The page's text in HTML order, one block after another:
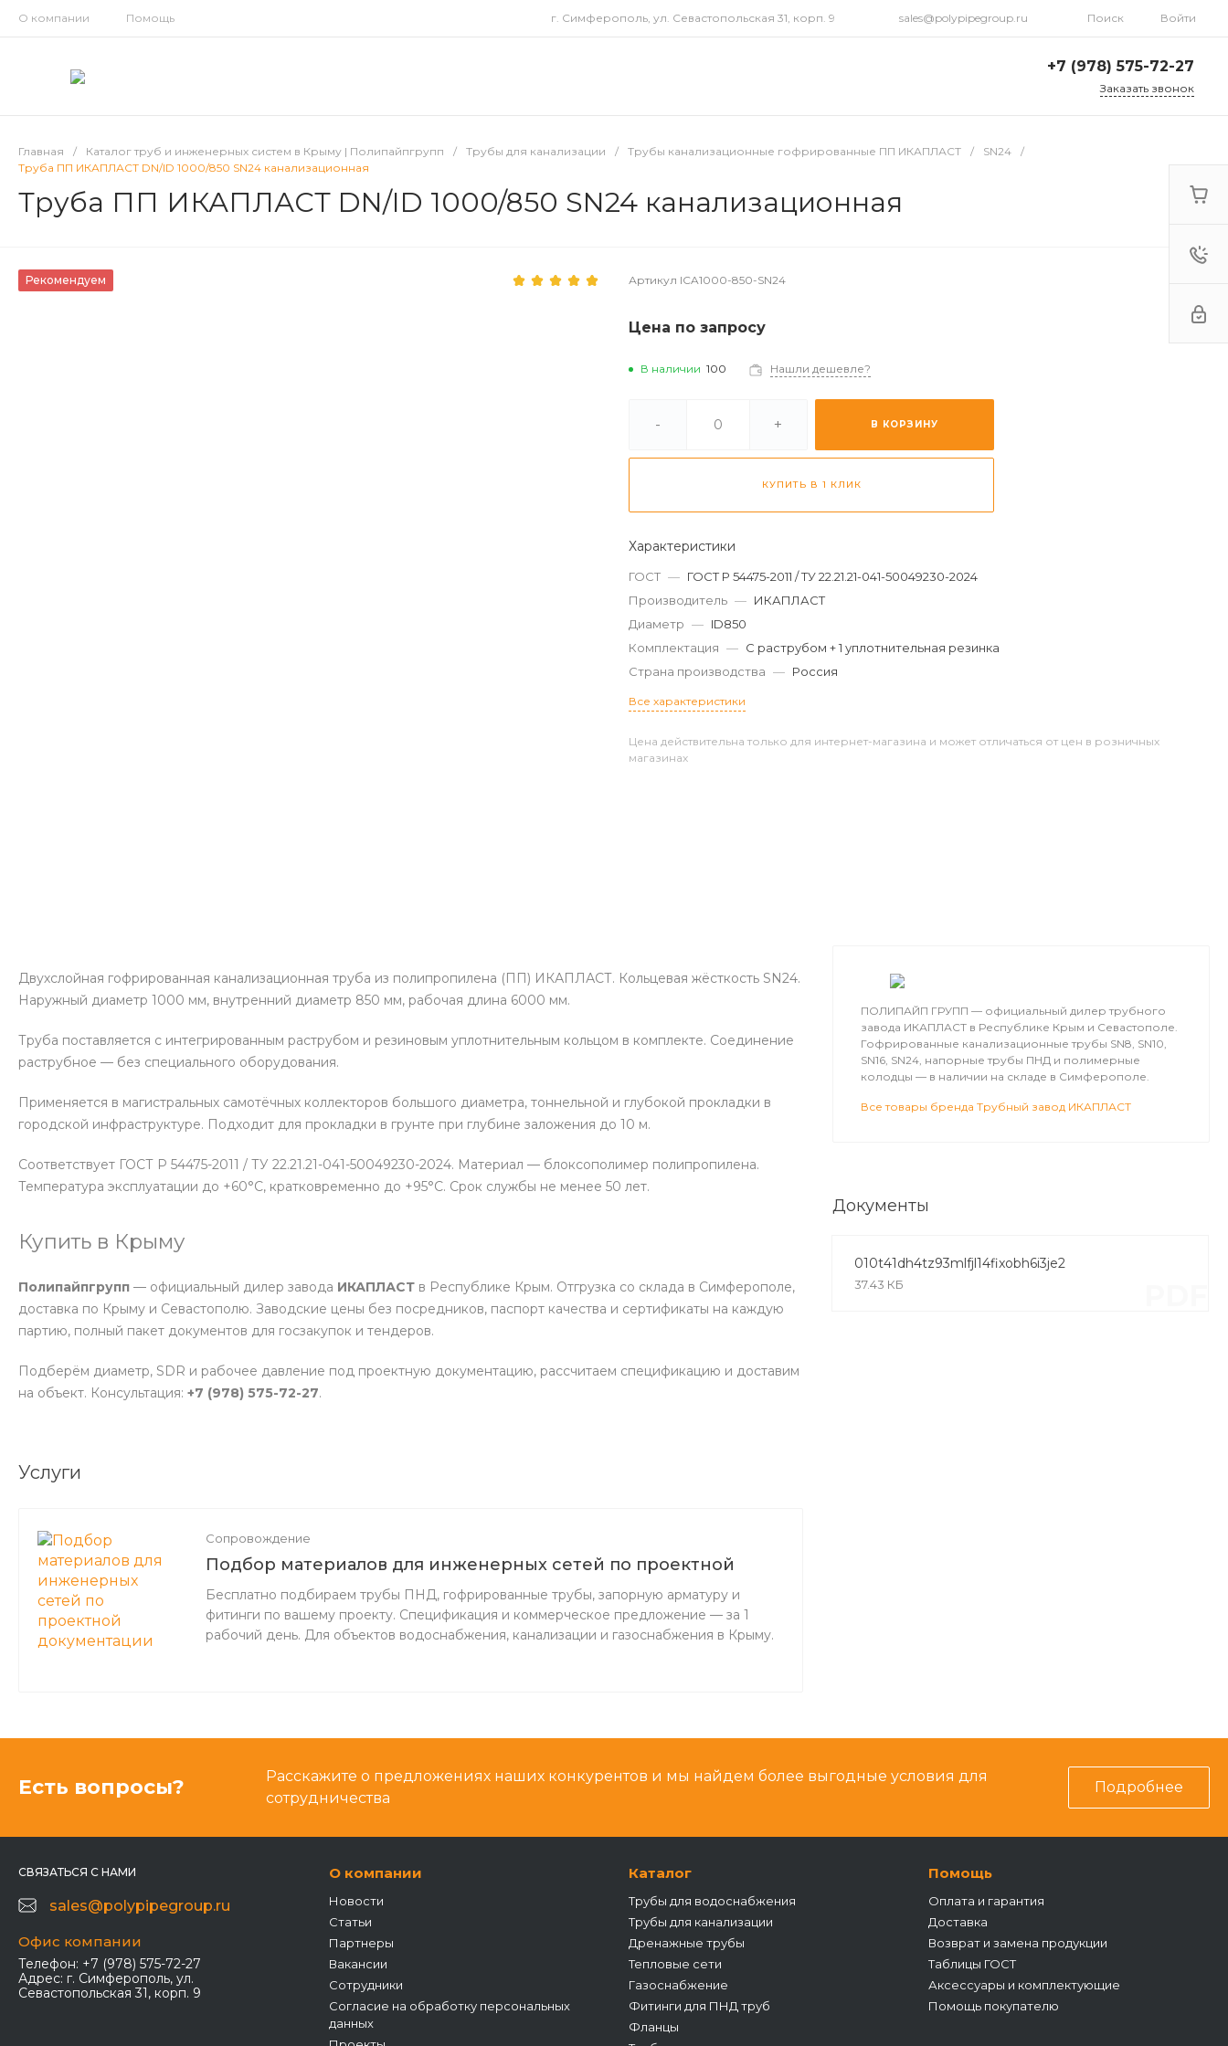
О компании Помощь г. Симферополь, ул. Севастопольская 31, корп. 9 sales@polypipegroup.ru Поиск Войти
+7 (978) 575-72-27
Заказать звонок
Главная / Каталог труб и инженерных систем в Крыму | Полипайпгрупп / Трубы для канализации / Трубы канализационные гофрированные ПП ИКАПЛАСТ / SN24
/
Труба ПП ИКАПЛАСТ DN/ID 1000/850 SN24 канализационная
Труба ПП ИКАПЛАСТ DN/ID 1000/850 SN24 канализационная
Рекомендуем Артикул ICA1000-850-SN24
Цена по запросу
В наличии 100 Нашли дешевле?
- + В КОРЗИНУ
КУПИТЬ В 1 КЛИК
Характеристики
ГОСТ — ГОСТ Р 54475-2011 / ТУ 22.21.21-041-50049230-2024
Производитель — ИКАПЛАСТ
Диаметр — ID850
Комплектация — С раструбом + 1 уплотнительная резинка
Страна производства — Россия
Все характеристики
Цена действительна только для интернет-магазина и может отличаться от цен в розничных
магазинах
Двухслойная гофрированная канализационная труба из полипропилена (ПП) ИКАПЛАСТ. Кольцевая жёсткость SN24.
Наружный диаметр 1000 мм, внутренний диаметр 850 мм, рабочая длина 6000 мм.
Труба поставляется с интегрированным раструбом и резиновым уплотнительным кольцом в комплекте. Соединение
раструбное — без специального оборудования.
Применяется в магистральных самотёчных коллекторов большого диаметра, тоннельной и глубокой прокладки в
городской инфраструктуре. Подходит для прокладки в грунте при глубине заложения до 10 м.
Соответствует ГОСТ Р 54475-2011 / ТУ 22.21.21-041-50049230-2024. Материал — блоксополимер полипропилена.
Температура эксплуатации до +60°С, кратковременно до +95°С. Срок службы не менее 50 лет.
Купить в Крыму
Полипайпгрупп — официальный дилер завода ИКАПЛАСТ в Республике Крым. Отгрузка со склада в Симферополе,
доставка по Крыму и Севастополю. Заводские цены без посредников, паспорт качества и сертификаты на каждую
партию, полный пакет документов для госзакупок и тендеров.
Подберём диаметр, SDR и рабочее давление под проектную документацию, рассчитаем спецификацию и доставим
на объект. Консультация: +7 (978) 575-72-27.
Услуги
Сопровождение
Подбор материалов для инженерных сетей по проектной
документации
Бесплатно подбираем трубы ПНД, гофрированные трубы, запорную арматуру и
фитинги по вашему проекту. Спецификация и коммерческое предложение — за 1
рабочий день. Для объектов водоснабжения, канализации и газоснабжения в Крыму.
ПОЛИПАЙП ГРУПП — официальный дилер трубного
завода ИКАПЛАСТ в Республике Крым и Севастополе.
Гофрированные канализационные трубы SN8, SN10,
SN16, SN24, напорные трубы ПНД и полимерные
колодцы — в наличии на складе в Симферополе.
Все товары бренда Трубный завод ИКАПЛАСТ
Документы
010t41dh4tz93mlfjl14fixobh6i3je2
37.43 КБ
Есть вопросы?
Расскажите о предложениях наших конкурентов и мы найдем более выгодные условия для
сотрудничества
Подробнее
СВЯЗАТЬСЯ С НАМИ
sales@polypipegroup.ru
Офис компании
Телефон: +7 (978) 575-72-27
Адрес: г. Симферополь, ул.
Севастопольская 31, корп. 9
О компании
Новости
Статьи
Партнеры
Вакансии
Сотрудники
Согласие на обработку персональных
данных
Каталог
Трубы для водоснабжения
Трубы для канализации
Дренажные трубы
Тепловые сети
Газоснабжение
Фитинги для ПНД труб
Фланцы
Помощь
Оплата и гарантия
Доставка
Возврат и замена продукции
Таблицы ГОСТ
Аксессуары и комплектующие
Помощь покупателю